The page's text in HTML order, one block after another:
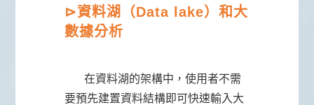
⊳資料湖（Data lake）和大
數據分析
在資料湖的架構中，使用者不需
要預先建置資料結構即可快速輸入大